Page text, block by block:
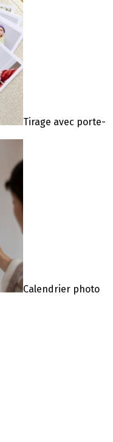
Tirage avec porte-
Calendrier photo